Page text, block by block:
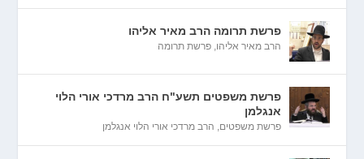
פרשת תרומה הרב מאיר אליהו
הרב מאיר אליהו,פרשת תרומה
פרשת משפטים תשע"ח הרב מרדכי אורי הלוי
אנגלמן
פרשת משפטים, הרב מרדכי אורי הלוי אנגלמן